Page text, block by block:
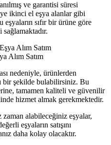
ve garantisi süresi
ikinci el eşya alanlar gibi
sıfır bir ürüne göre
Alım Satım
nedeniyle, ürünlerden
bir şekilde bulabilirsiniz. Bu
tamamen kaliteli ve güvenilir
hizmet almak gerekmektedir.
alabileceğiniz eşyalar,
eşyaların satışını
daha kolay olacaktır.